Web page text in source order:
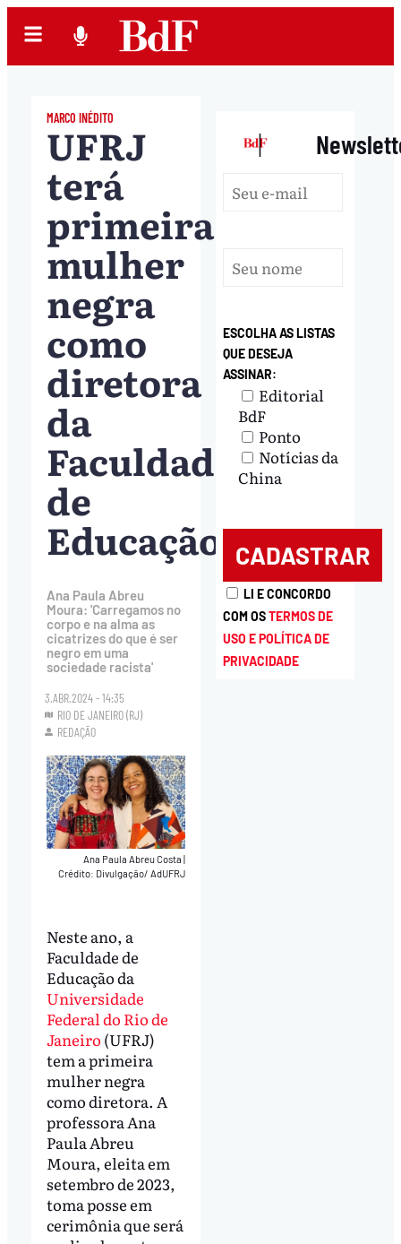
MARCO INÉDITO
UFRJ
terá
primeira
mulher
negra
como
diretora
da
Faculdade
de
Educação
Ana Paula Abreu
Moura: 'Carregamos no
corpo e na alma as
cicatrizes do que é ser
negro em uma
sociedade racista'
3.ABR.2024 - 14:35
RIO DE JANEIRO (RJ)
REDAÇÃO
Ana Paula Abreu Costa|
Crédito: Divulgação/ AdUFRJ
Neste ano, a
Faculdade de
Educação da
Universidade
Federal do Rio de
Janeiro (UFRJ)
tem a primeira
mulher negra
como diretora. A
professora Ana
Paula Abreu
Moura, eleita em
setembro de 2023,
toma posse em
cerimônia que será
|
ESCOLHA AS LISTAS
QUE DESEJA
ASSINAR:
Editorial
BdF
Ponto
Notícias da
China
LI E CONCORDO
COM OSTERMOS DE
USO E POLÍTICA DE
PRIVACIDADE